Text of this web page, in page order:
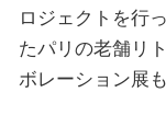
ロジェクトを行
たパリの老舗リ
ボレーション展